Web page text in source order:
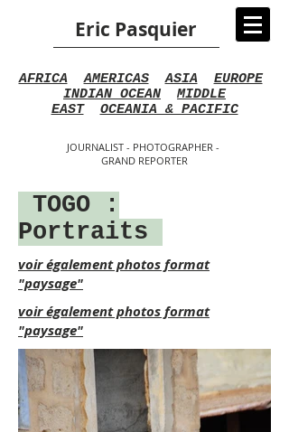
Eric Pasquier
AFRICA AMERICAS ASIA
EUROPE
INDIAN OCEAN
MIDDLE
EAST
OCEANIA & PACIFIC
JOURNALIST - PHOTOGRAPHER -
GRAND REPORTER
TOGO :
Portraits
voir également photos format
"paysage"
voir également photos format
"paysage"